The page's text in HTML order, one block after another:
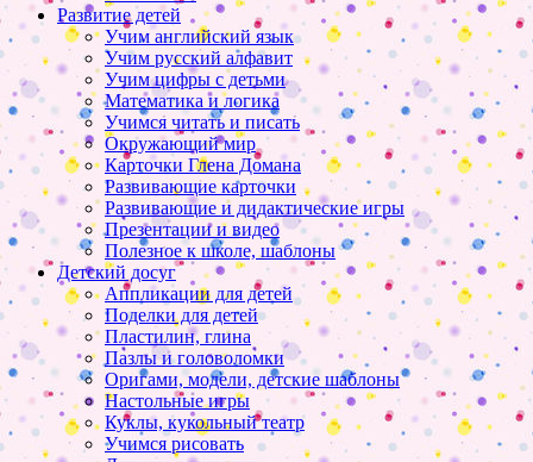
Развитие детей
Учим английский язык
Учим русский алфавит
Учим цифры с детьми
Математика и логика
Учимся читать и писать
Окружающий мир
Карточки Глена Домана
Развивающие карточки
Развивающие и дидактические игры
Презентации и видео
Полезное к школе, шаблоны
Детский досуг
Аппликации для детей
Поделки для детей
Пластилин, глина
Пазлы и головоломки
Оригами, модели, детские шаблоны
Настольные игры
Куклы, кукольный театр
Учимся рисовать